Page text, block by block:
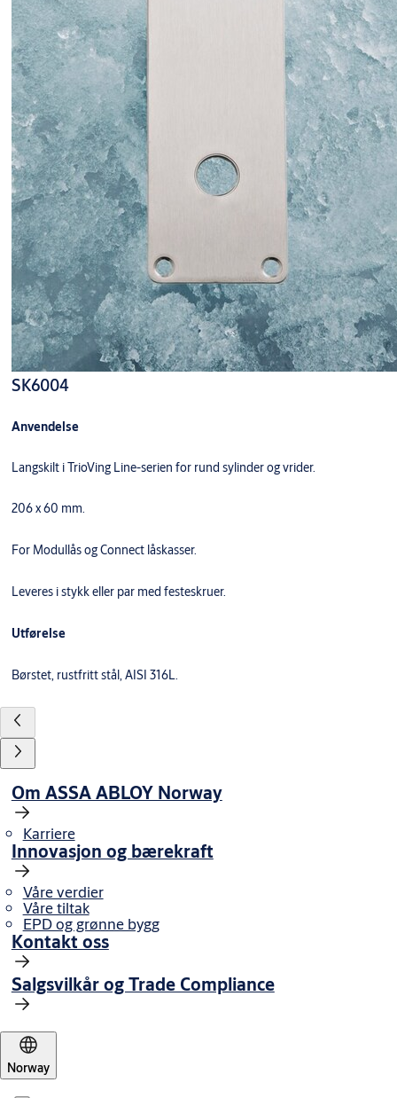
SK6004
Anvendelse
Langskilt i TrioVing Line-serien for rund sylinder og vrider.
206 x 60 mm.
For Modullås og Connect låskasser.
Leveres i stykk eller par med festeskruer.
Utførelse
Børstet, rustfritt stål, AISI 316L.
Om ASSA ABLOY Norway
Karriere
Innovasjon og bærekraft
Våre verdier
Våre tiltak
EPD og grønne bygg
Kontakt oss
Salgsvilkår og Trade Compliance
Norway